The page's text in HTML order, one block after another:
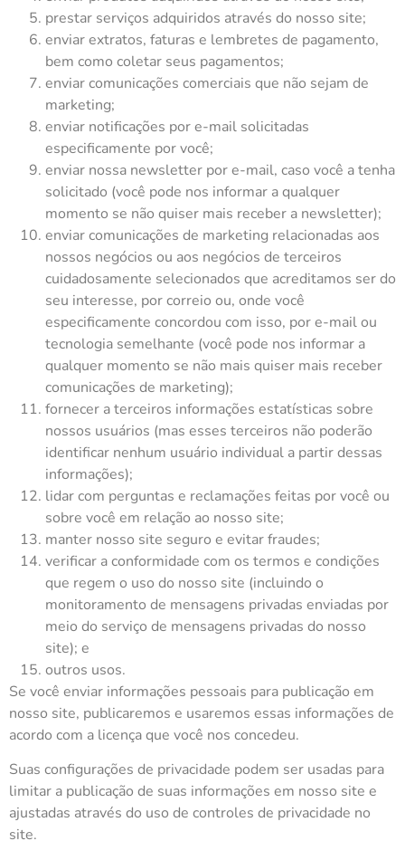
prestar serviços adquiridos através do nosso site;
enviar extratos, faturas e lembretes de pagamento,
bem como coletar seus pagamentos;
enviar comunicações comerciais que não sejam de
marketing;
enviar notificações por e-mail solicitadas
especificamente por você;
enviar nossa newsletter por e-mail, caso você a tenha
solicitado (você pode nos informar a qualquer
momento se não quiser mais receber a newsletter);
enviar comunicações de marketing relacionadas aos
nossos negócios ou aos negócios de terceiros
cuidadosamente selecionados que acreditamos ser do
seu interesse, por correio ou, onde você
especificamente concordou com isso, por e-mail ou
tecnologia semelhante (você pode nos informar a
qualquer momento se não mais quiser mais receber
comunicações de marketing);
fornecer a terceiros informações estatísticas sobre
nossos usuários (mas esses terceiros não poderão
identificar nenhum usuário individual a partir dessas
informações);
lidar com perguntas e reclamações feitas por você ou
sobre você em relação ao nosso site;
manter nosso site seguro e evitar fraudes;
verificar a conformidade com os termos e condições
que regem o uso do nosso site (incluindo o
monitoramento de mensagens privadas enviadas por
meio do serviço de mensagens privadas do nosso
site); e
outros usos.
Se você enviar informações pessoais para publicação em
nosso site, publicaremos e usaremos essas informações de
acordo com a licença que você nos concedeu.
Suas configurações de privacidade podem ser usadas para
limitar a publicação de suas informações em nosso site e
ajustadas através do uso de controles de privacidade no
site.